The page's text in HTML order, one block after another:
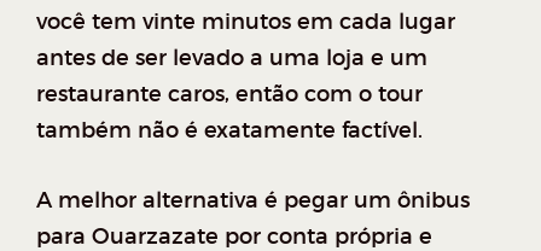
você tem vinte minutos em cada lugar
antes de ser levado a uma loja e um
restaurante caros, então com o tour
também não é exatamente factível.
A melhor alternativa é pegar um ônibus
para Ouarzazate por conta própria e